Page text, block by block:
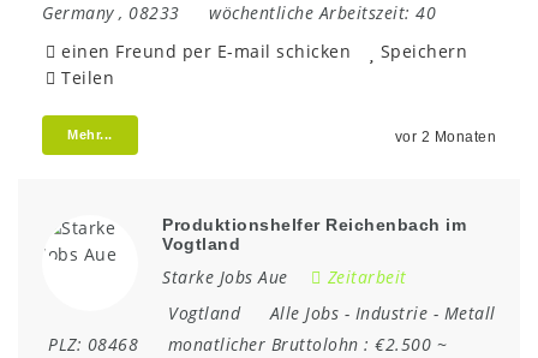
Germany, 08233 wöchentliche Arbeitszeit: 40
einen Freund per E-mail schicken
Speichern
Teilen
Mehr... vor 2 Monaten
Produktionshelfer Reichenbach im
Vogtland
Starke Jobs Aue
Zeitarbeit
Vogtland
Alle Jobs - Industrie - Metall
PLZ: 08468 monatlicher Bruttolohn : €2.500 ~